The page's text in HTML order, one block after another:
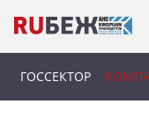
ГОССЕКТОР